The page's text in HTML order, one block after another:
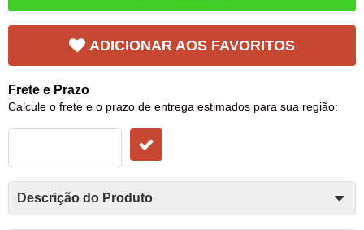
ADICIONAR AOS FAVORITOS
Frete e Prazo
Calcule o frete e o prazo de entrega estimados para sua região:
Descrição do Produto